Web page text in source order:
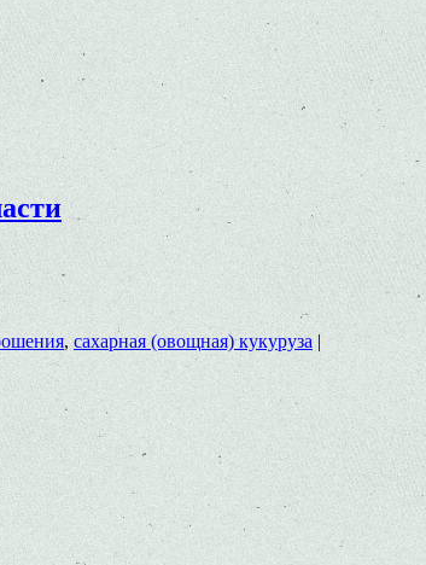
,сахарная (овощная) кукуруза |